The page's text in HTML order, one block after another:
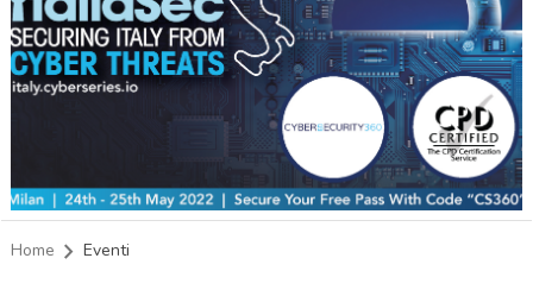
Home Eventi